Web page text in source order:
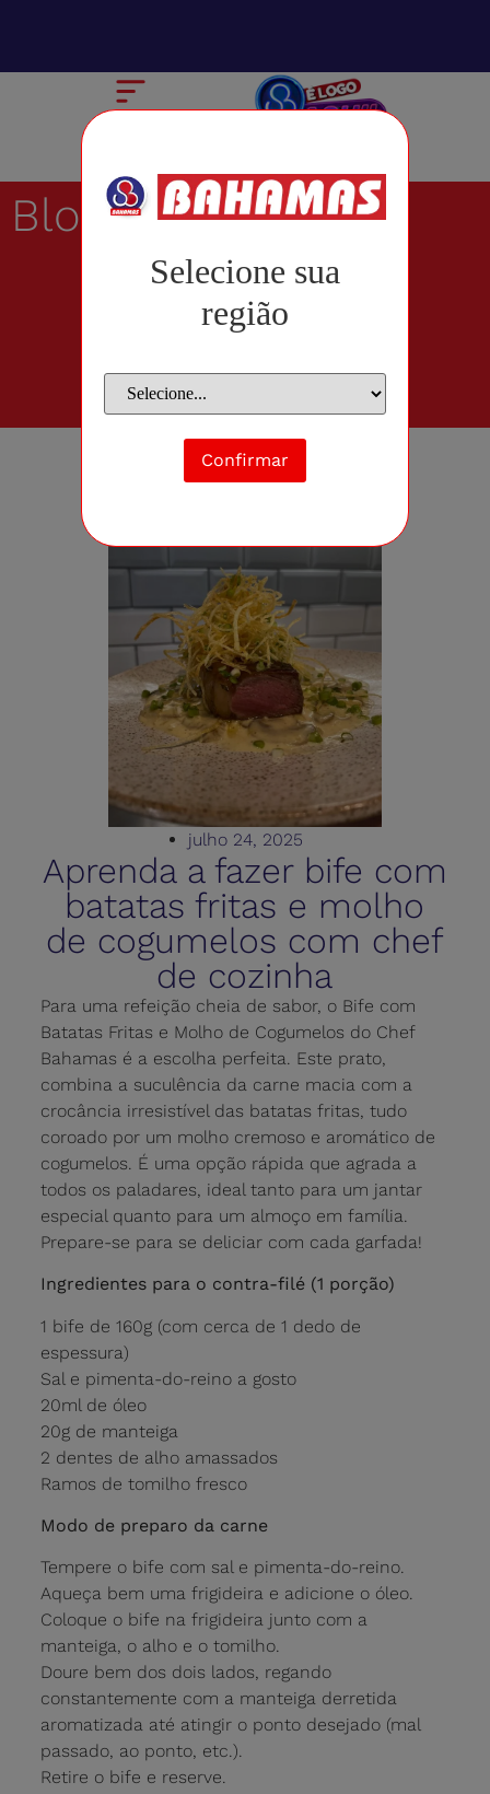
Selecione sua
região
Confirmar
Blog
julho 24, 2025
Aprenda a fazer bife com
batatas fritas e molho
de cogumelos com chef
de cozinha
Para uma refeição cheia de sabor, o Bife com
Batatas Fritas e Molho de Cogumelos do Chef
Bahamas é a escolha perfeita. Este prato,
combina a suculência da carne macia com a
crocância irresistível das batatas fritas, tudo
coroado por um molho cremoso e aromático de
cogumelos. É uma opção rápida que agrada a
todos os paladares, ideal tanto para um jantar
especial quanto para um almoço em família.
Prepare-se para se deliciar com cada garfada!
Ingredientes para o contra-filé (1 porção)
1 bife de 160g (com cerca de 1 dedo de
espessura)
Sal e pimenta-do-reino a gosto
20ml de óleo
20g de manteiga
2 dentes de alho amassados
Ramos de tomilho fresco
Modo de preparo da carne
Tempere o bife com sal e pimenta-do-reino.
Aqueça bem uma frigideira e adicione o óleo.
Coloque o bife na frigideira junto com a
manteiga, o alho e o tomilho.
Doure bem dos dois lados, regando
constantemente com a manteiga derretida
aromatizada até atingir o ponto desejado (mal
passado, ao ponto, etc.).
Retire o bife e reserve.